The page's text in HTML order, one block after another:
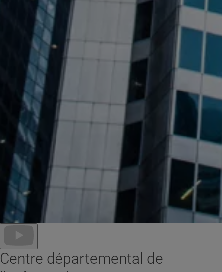
Centre départemental de